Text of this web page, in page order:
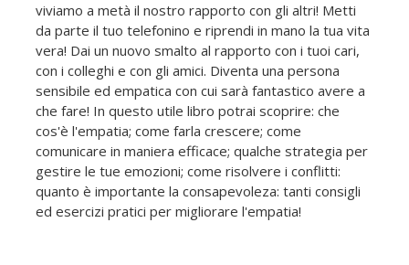
viviamo a metà il nostro rapporto con gli altri! Metti
da parte il tuo telefonino e riprendi in mano la tua vita
vera! Dai un nuovo smalto al rapporto con i tuoi cari,
con i colleghi e con gli amici. Diventa una persona
sensibile ed empatica con cui sarà fantastico avere a
che fare! In questo utile libro potrai scoprire: che
cos'è l'empatia; come farla crescere; come
comunicare in maniera efficace; qualche strategia per
gestire le tue emozioni; come risolvere i conflitti:
quanto è importante la consapevoleza: tanti consigli
ed esercizi pratici per migliorare l'empatia!